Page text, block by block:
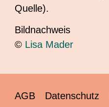
Quelle).
Bildnachweis
© Lisa Mader
AGB Datenschutz